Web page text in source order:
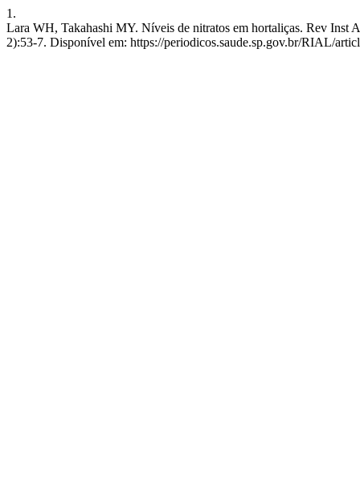
1.
Lara WH, Takahashi MY. Níveis de nitratos em hortaliças. Rev Inst
2):53-7. Disponível em: https://periodicos.saude.sp.gov.br/RIAL/